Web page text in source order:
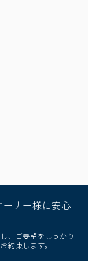
ナー様に安心
、ご要望をしっかり
約束します。